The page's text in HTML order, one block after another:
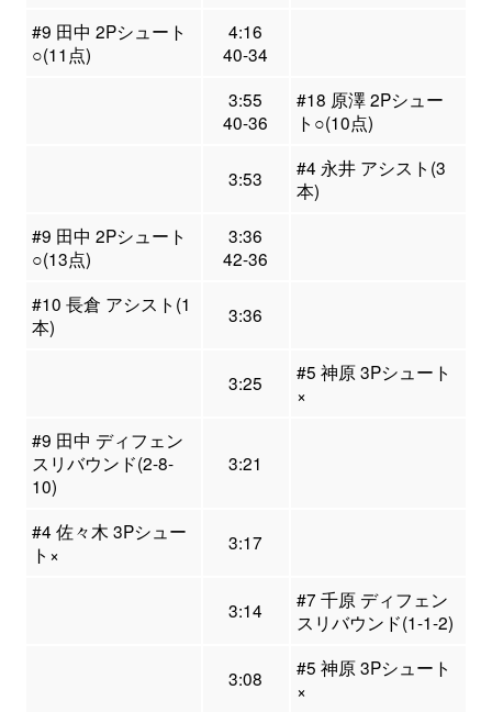
#9 田中 2Pシュート
○(11点)
4:16
40-34
3:55
40-36
#18 原澤 2Pシュー
ト○(10点)
3:53
#4 永井 アシスト(3
本)
#9 田中 2Pシュート
○(13点)
3:36
42-36
#10 長倉 アシスト(1
本)
3:36
3:25
#5 神原 3Pシュート
×
#9 田中 ディフェン
スリバウンド(2-8-
10)
3:21
#4 佐々木 3Pシュー
ト×
3:17
3:14
#7 千原 ディフェン
スリバウンド(1-1-2)
3:08
#5 神原 3Pシュート
×